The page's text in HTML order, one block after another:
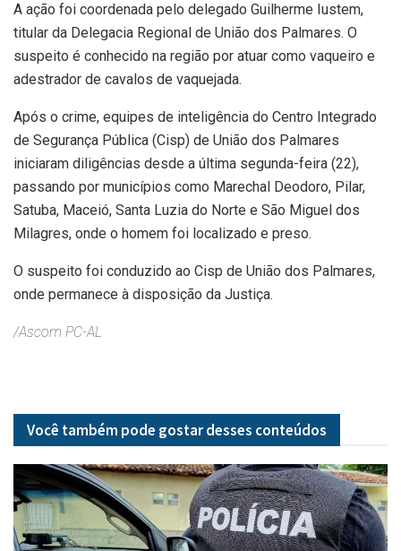
A ação foi coordenada pelo delegado Guilherme Iustem,
titular da Delegacia Regional de União dos Palmares. O
suspeito é conhecido na região por atuar como vaqueiro e
adestrador de cavalos de vaquejada.
Após o crime, equipes de inteligência do Centro Integrado
de Segurança Pública (Cisp) de União dos Palmares
iniciaram diligências desde a última segunda-feira (22),
passando por municípios como Marechal Deodoro, Pilar,
Satuba, Maceió, Santa Luzia do Norte e São Miguel dos
Milagres, onde o homem foi localizado e preso.
O suspeito foi conduzido ao Cisp de União dos Palmares,
onde permanece à disposição da Justiça.
/Ascom PC-AL
Você também pode gostar desses conteúdos